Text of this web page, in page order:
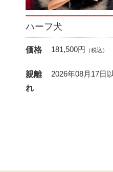
ハーフ犬
価格 181,500円 （税込）
親離
れ
2026年08月17日